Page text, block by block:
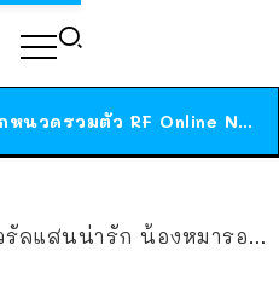
ได้เวลาเด็กหนวดรวมตัว RF Online Next เปิดให้เล่นแล้ว เกม Sci-Fi MMORPG ระดับตำนาน เล่นได้ทั้งมือถือและ PC
นน่ารัก น้องหมารอข้ามถนนตรงทางม้าลายนานสองนาน พี่วินใจดีเลยพาข้ามจนปลอดภัย